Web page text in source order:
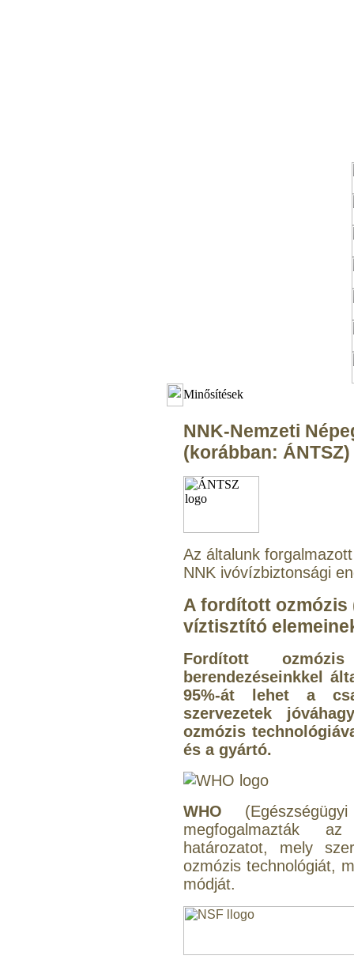
Minősítések
NNK-Nemzeti
(korábban: ÁNTSZ)
Az általunk
NNK ivóvízbiztonsági
A fordított ozmózis
víztisztító
Fordított
berendezéseinkkel
95%-át lehet a
szervezetek
ozmózis
és a gyártó.
WHO
megfogalmazták
határozatot, mely
ozmózis technológiát,
módját.